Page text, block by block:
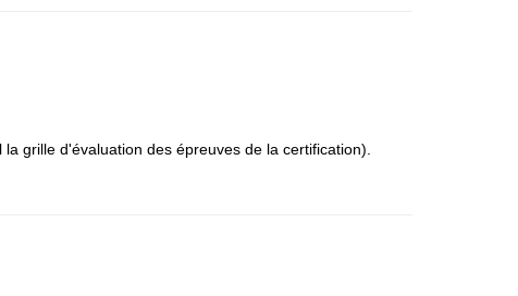
grille d'évaluation des épreuves de la certification).